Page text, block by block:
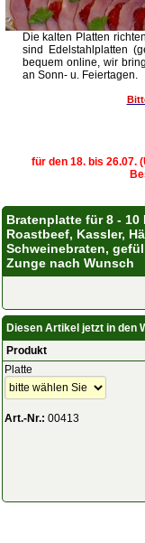
Die kalten Platten
sind Edelstahlplatten
bequem online, wir
an Sonn- u. Feiertagen.
für den 18. bis 26.07.
Bratenplatte für 8 - 10
Roastbeef, Kassler,
Schweinebraten,
Zunge nach Wunsch
Diesen Artikel jetzt in den
Produkt
Platte
Art.-Nr.: 00413